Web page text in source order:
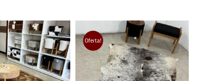
Oferta!